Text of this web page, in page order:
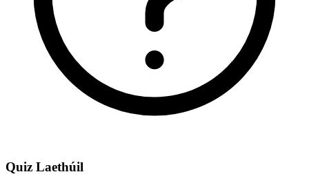
Quiz Laethúil